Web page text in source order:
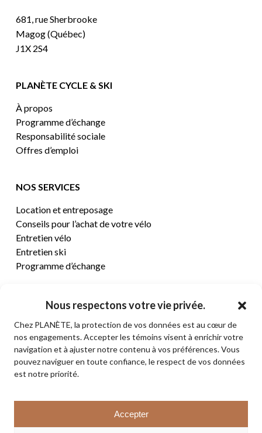
Nous respectons votre vie privée.
Chez PLANÈTE, la protection de vos données est au cœur de
nos engagements. Accepter les témoins visent à enrichir votre
navigation et à ajuster notre contenu à vos préférences. Vous
pouvez naviguer en toute confiance, le respect de vos données
est notre priorité.
Accepter
Sous-total: 0,00$
VOIR LE PANIER
681, rue Sherbrooke
Magog (Québec)
J1X 2S4
PLANÈTE CYCLE & SKI
À propos
Programme d’échange
Responsabilité sociale
Offres d’emploi
NOS SERVICES
Location et entreposage
Conseils pour l’achat de votre vélo
Entretien vélo
Entretien ski
Programme d’échange
CENTRE D’AIDE
Termes et conditions de vente
Retours et remboursements
Politique de confidentialité
Contact